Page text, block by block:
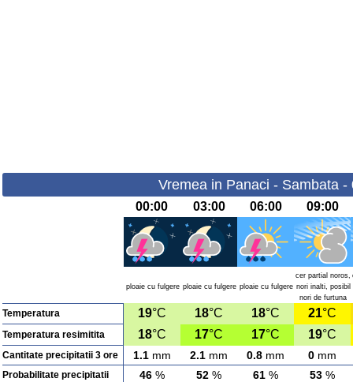
Vremea in Panaci - Sambata -
00:00 03:00 06:00 09:00
ploaie cu fulgere ploaie cu fulgere ploaie cu fulgere
cer partial noros,
nori inalti, posibil
nori de furtuna
Temperatura 19°C 18°C 18°C 21°C
Temperatura resimitita 18°C 17°C 17°C 19°C
Cantitate precipitatii 3 ore 1.1 mm 2.1 mm 0.8 mm 0 mm
Probabilitate precipitatii 46 % 52 % 61 % 53 %